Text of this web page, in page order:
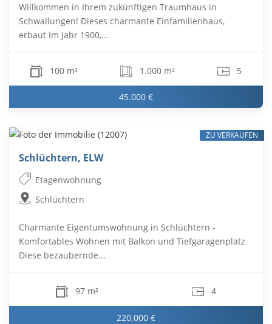
Willkommen in Ihrem zukünftigen Traumhaus in
Schwallungen! Dieses charmante Einfamilienhaus,
erbaut im Jahr 1900,...
100 m² 1.000 m² 5
45.000 €
Schlüchtern, ELW
Etagenwohnung
Schlüchtern
Charmante Eigentumswohnung in Schlüchtern -
Komfortables Wohnen mit Balkon und Tiefgaragenplatz
Diese bezaubernde...
97 m² 4
220.000 €
ZU VERKAUFEN